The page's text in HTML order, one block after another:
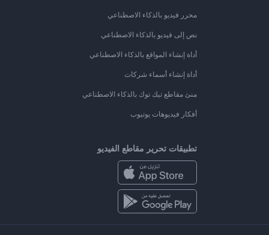
محرر فيديو بالذكاء الاصطناعي
نص إلى فيديو بالذكاء الاصطناعي
أداة إنشاء المواقع بالذكاء الاصطناعي
أداة إنشاء أسماء شركات
منئ مقاطع تيك توك بالذكاء الاصطناعي
أفكار فيديوهات يوتيوب
تطبيقات تحرير مقاطع الفيديو